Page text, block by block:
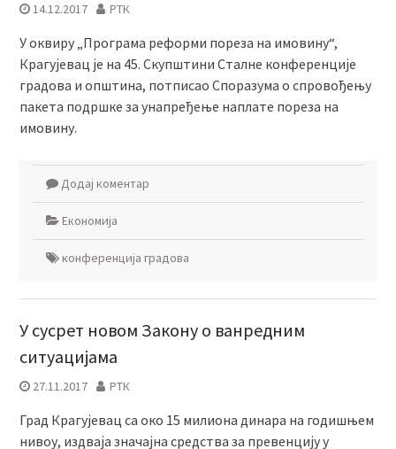
14.12.2017 РТК
У оквиру „Програма реформи пореза на имовину“,
Крагујевац је на 45. Скупштини Сталне конференције
градова и општина, потписао Споразума о спровођењу
пакета подршке за унапређење наплате пореза на
имовину.
Додај коментар
Економија
конференција градова
У сусрет новом Закону о ванредним
ситуацијама
27.11.2017 РТК
Град Крагујевац са око 15 милиона динара на годишњем
нивоу, издваја значајна средства за превенцију у